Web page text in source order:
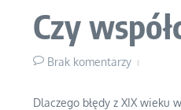
Czy
Brak komentarzy
Dlaczego błędy z XIX wieku